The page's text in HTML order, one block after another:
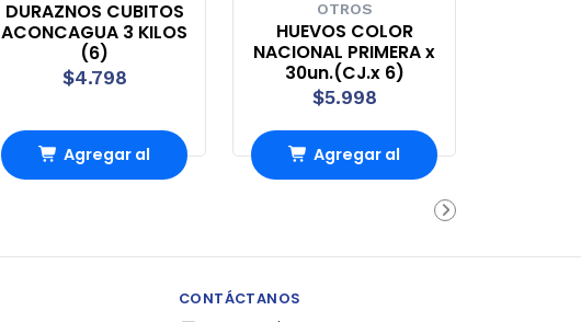
DURAZNOS CUBITOS
ACONCAGUA 3 KILOS
(6)
$4.798
Agregar al
OTROS
HUEVOS COLOR
NACIONAL PRIMERA x
30un.(CJ.x 6)
$5.998
Agregar al
CONTÁCTANOS